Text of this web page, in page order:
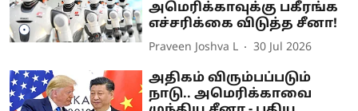
அமெரிக்காவுக்கு பகீரங்க
எச்சரிக்கை விடுத்த சீனா!
Praveen Joshva L 30 Jul 2026
அதிகம் விரும்பப்படும்
நாடு.. அமெரிக்காவை